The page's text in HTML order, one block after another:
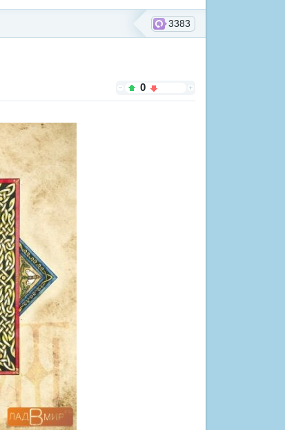
3383
0